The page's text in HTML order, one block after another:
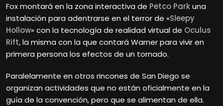
Fox montará en la zona interactiva de Petco Parkuna
instalación para adentrarse en el terror de «Sleepy
Hollow» con la tecnología de realidad virtual de Oculus
Rift, la misma con la que contará Warner para vivir en
primera persona los efectos de un tornado.
Paralelamente en otros rincones de San Diego se
organizan actividades que no están oficialmente en la
guía de la convención, pero que se alimentan de ella.